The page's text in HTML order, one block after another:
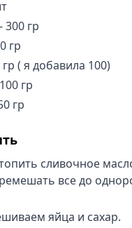
гр
гр
( я добавила 100)
гр
гр
сливочное
все до
яйца и сахар.